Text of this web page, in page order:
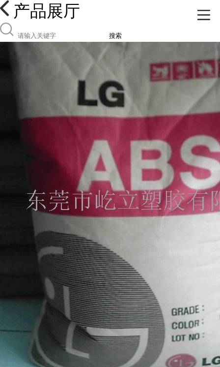
产品展厅
搜索